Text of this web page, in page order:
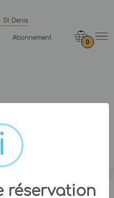
St Denis
Abonnement
0
réservation